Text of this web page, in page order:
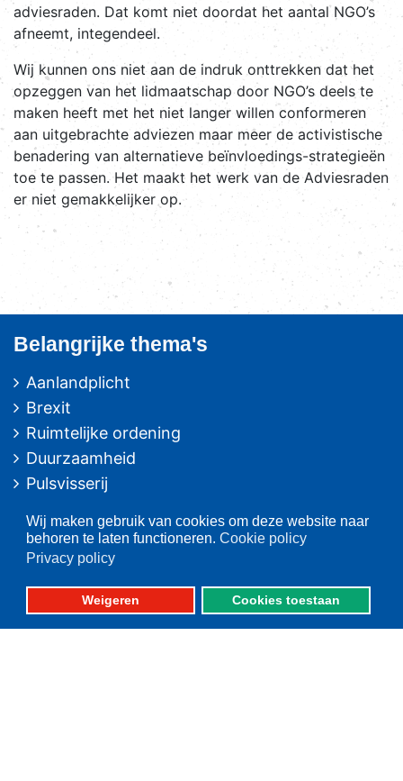
Wij maken gebruik van cookies om deze website naar
behoren te laten functioneren. Cookie policy
Privacy policy
Weigeren Cookies toestaan
adviesraden. Dat komt niet doordat het aantal NGO’s
afneemt, integendeel.
Wij kunnen ons niet aan de indruk onttrekken dat het
opzeggen van het lidmaatschap door NGO’s deels te
maken heeft met het niet langer willen conformeren
aan uitgebrachte adviezen maar meer de activistische
benadering van alternatieve beïnvloedings-strategieën
toe te passen. Het maakt het werk van de Adviesraden
er niet gemakkelijker op.
Belangrijke thema's
Aanlandplicht
Brexit
Ruimtelijke ordening
Duurzaamheid
Pulsvisserij
Algemeen/Overig beleid
Vissers voor schone zee
Op deze website